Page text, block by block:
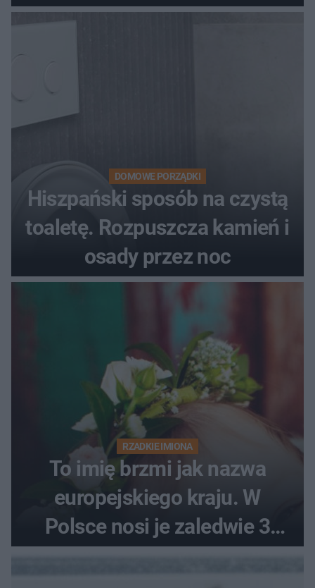
DOMOWE PORZĄDKI
Hiszpański sposób na czystą
toaletę. Rozpuszcza kamień i
osady przez noc
RZADKIE IMIONA
To imię brzmi jak nazwa
europejskiego kraju. W
Polsce nosi je zaledwie 3